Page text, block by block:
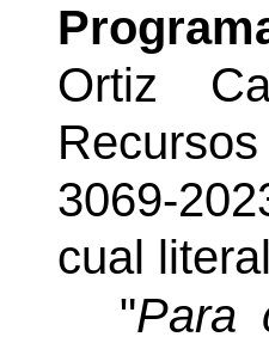
Ortiz
3069-
cual
"Para